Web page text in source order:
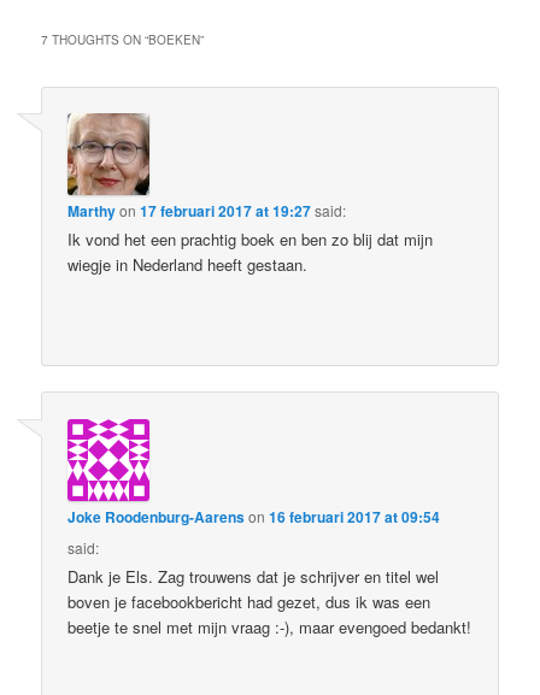
7 THOUGHTS ON “BOEKEN”
Marthyon17 februari 2017 at 19:27said:
Ik vond het een prachtig boek en ben zo blij dat mijn
wiegje in Nederland heeft gestaan.
Joke Roodenburg-Aarenson16 februari 2017 at 09:54
said:
Dank je Els. Zag trouwens dat je schrijver en titel wel
boven je facebookbericht had gezet, dus ik was een
beetje te snel met mijn vraag :-), maar evengoed bedankt!